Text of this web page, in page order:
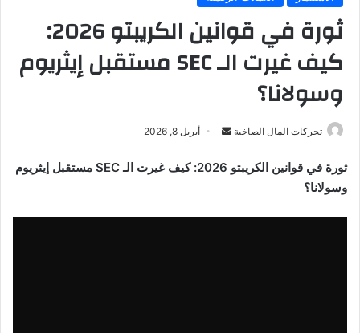
ثورة في قوانين الكريبتو 2026:
كيف غيرت الـ SEC مستقبل إيثريوم
وسولانا؟
تحركات المال الصاخبة
أرسل
إلكترونيا
أبريل 8, 2026
ثورة في قوانين الكريبتو 2026: كيف غيرت الـ SEC مستقبل إيثريوم
وسولانا؟